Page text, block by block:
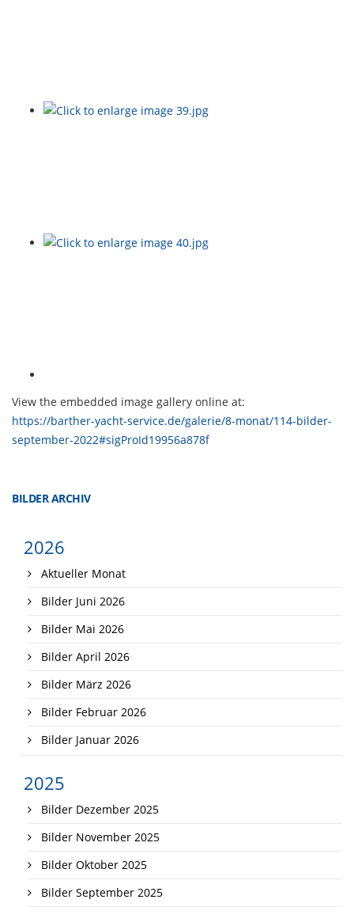
View the embedded image gallery online at:
https://barther-yacht-service.de/galerie/8-monat/114-bilder-
september-2022#sigProId19956a878f
BILDER ARCHIV
2026
Aktueller Monat
Bilder Juni 2026
Bilder Mai 2026
Bilder April 2026
Bilder März 2026
Bilder Februar 2026
Bilder Januar 2026
2025
Bilder Dezember 2025
Bilder November 2025
Bilder Oktober 2025
Bilder September 2025